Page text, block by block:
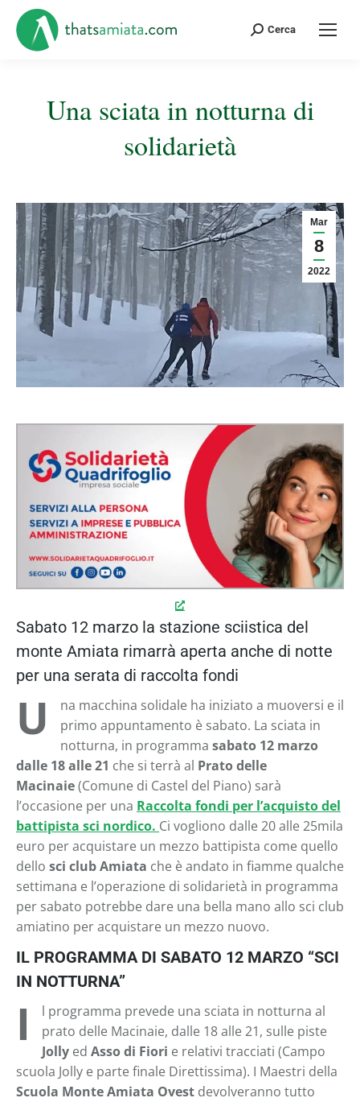
Cerca:
Cerca
Una sciata in notturna di
solidarietà
Mar
8
2022
Sabato 12 marzo la stazione sciistica del
monte Amiata rimarrà aperta anche di notte
per una serata di raccolta fondi
U
na macchina solidale ha iniziato a muoversi e il
primo appuntamento è sabato. La sciata in
notturna, in programma sabato 12 marzo
dalle 18 alle 21 che si terrà al Prato delle
Macinaie(Comune di Castel del Piano) sarà
l’occasione per una Raccolta fondi per l’acquisto del
battipista sci nordico. Ci vogliono dalle 20 alle 25mila
euro per acquistare un mezzo battipista come quello
dello sci club Amiata che è andato in fiamme qualche
settimana e l’operazione di solidarietà in programma
per sabato potrebbe dare una bella mano allo sci club
amiatino per acquistare un mezzo nuovo.
IL PROGRAMMA DI SABATO 12 MARZO “SCI
IN NOTTURNA”
I
l programma prevede una sciata in notturna al
prato delle Macinaie, dalle 18 alle 21, sulle piste
Jolly ed Asso di Fiori e relativi tracciati (Campo
scuola Jolly e parte finale Direttissima). I Maestri della
Scuola Monte Amiata Ovest devolveranno tutto